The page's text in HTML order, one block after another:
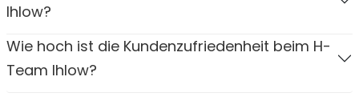
Ihlow?
Wie hoch ist die Kundenzufriedenheit beim H-
Team Ihlow?